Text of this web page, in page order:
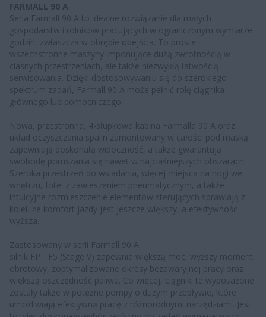
FARMALL 90 A
Seria Farmall 90 A to idealne rozwiązanie dla małych
gospodarstw i rolników pracujących w ograniczonym wymiarze
godzin, zwłaszcza w obrębie obejścia. To proste i
wszechstronne maszyny imponujące dużą zwrotnością w
ciasnych przestrzeniach, ale także niezwykłą łatwością
serwisowania. Dzięki dostosowywaniu się do szerokiego
spektrum zadań, Farmall 90 A może pełnić rolę ciągnika
głównego lub pomocniczego.
Nowa, przestronna, 4-słupkowa kabina Farmalla 90 A oraz
układ oczyszczania spalin zamontowany w całości pod maską
zapewniają doskonałą widoczność, a także gwarantują
swobodę poruszania się nawet w najciaśniejszych obszarach.
Szeroka przestrzeń do wsiadania, więcej miejsca na nogi we
wnętrzu, fotel z zawieszeniem pneumatycznym, a także
intuicyjne rozmieszczenie elementów sterujących sprawiają z
kolei, że komfort jazdy jest jeszcze większy, a efektywność
wyższa.
Zastosowany w serii Farmall 90 A
silnik FPT F5 (Stage V) zapewnia większą moc, wyższy moment
obrotowy, zoptymalizowane okresy bezawaryjnej pracy oraz
większą oszczędność paliwa. Co więcej, ciągniki te wyposażone
zostały także w potężne pompy o dużym przepływie, które
umożliwiają efektywną pracę z różnorodnymi narzędziami. Jest